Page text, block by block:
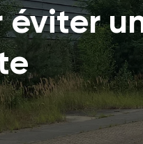
éviter